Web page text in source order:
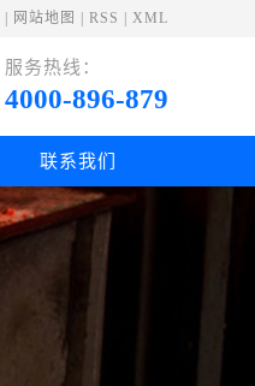
网站地图 RSS XML
服务热线：
4000-896-879
联系我们